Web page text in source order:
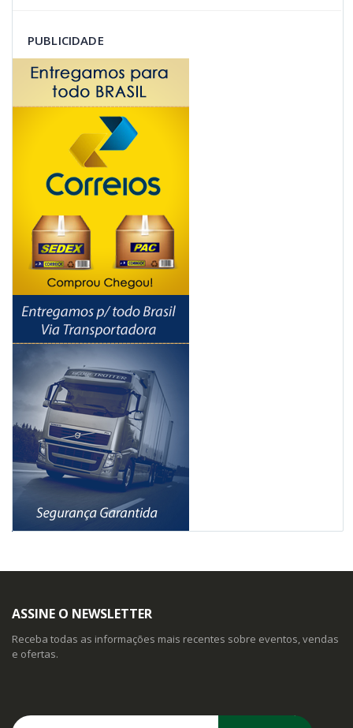
PUBLICIDADE
ASSINE O NEWSLETTER
Receba todas as informações mais recentes sobre eventos, vendas
e ofertas.